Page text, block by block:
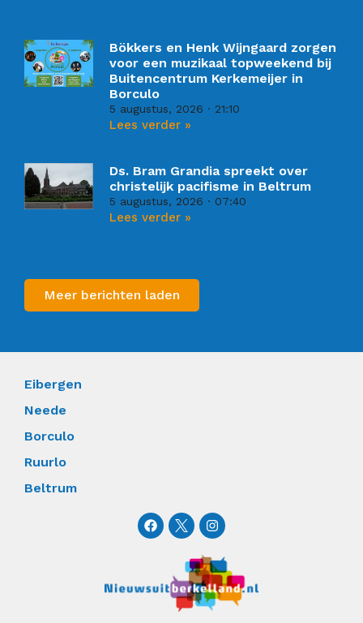
Bökkers en Henk Wijngaard zorgen
voor een muzikaal topweekend bij
Buitencentrum Kerkemeijer in
Borculo
5 augustus, 2026 21:10
Lees verder »
Ds. Bram Grandia spreekt over
christelijk pacifisme in Beltrum
5 augustus, 2026 07:40
Lees verder »
Meer berichten laden
Eibergen
Neede
Borculo
Ruurlo
Beltrum
F
a
o
o
I
n
t
a
g
r
a